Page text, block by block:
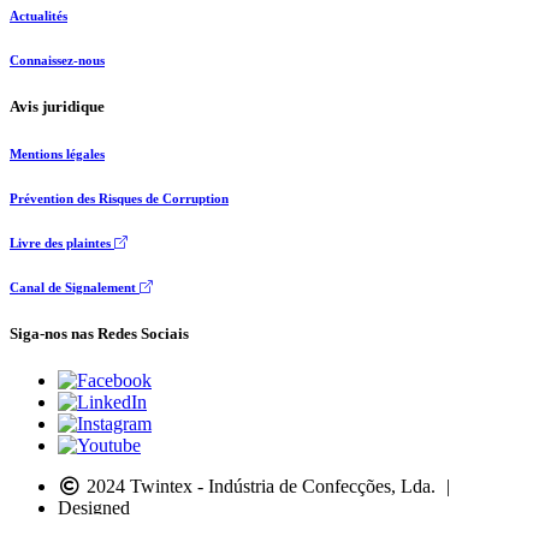
Actualités
Connaissez-nous
Avis juridique
Mentions légales
Prévention des Risques de Corruption
Livre des plaintes
Canal de Signalement
Siga-nos nas Redes Sociais
2024 Twintex - Indústria de Confecções, Lda.
|
Designed